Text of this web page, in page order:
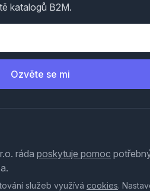
katalogů B2M.
Ozvěte se mi
ráda poskytuje pomoc
služeb využívá cookies.